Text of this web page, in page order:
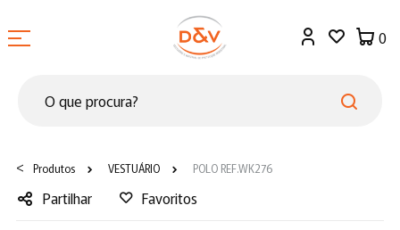
0
< Produtos VESTUÁRIO POLO REF.WK276
Partilhar
Favoritos